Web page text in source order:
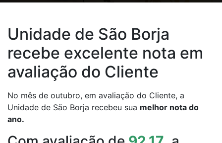
Unidade de São Borja
recebe excelente nota em
avaliação do Cliente
No mês de outubro, em avaliação do Cliente, a
Unidade de São Borja recebeu sua melhor nota do
ano.